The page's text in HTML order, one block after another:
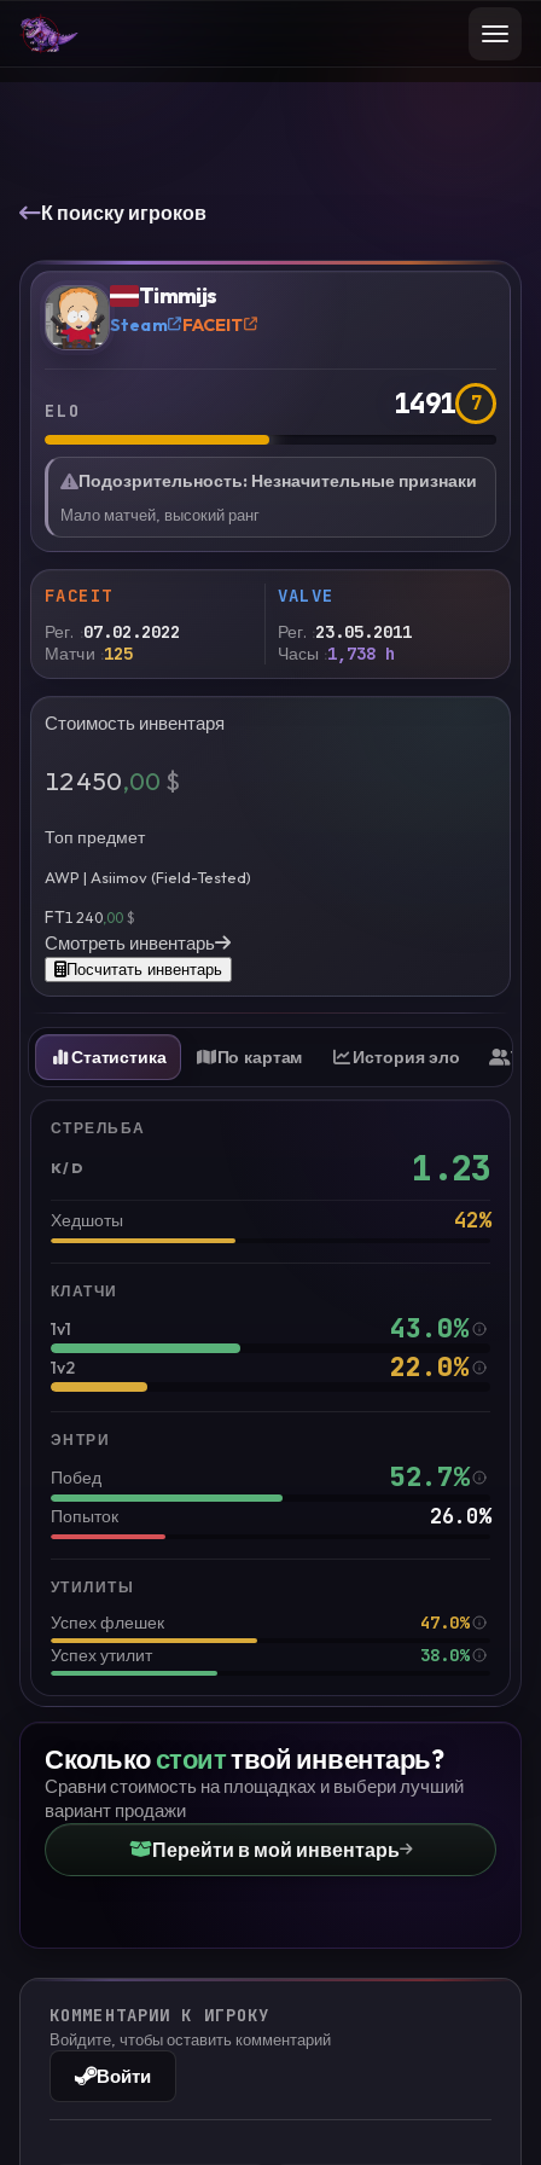
К поиску игроков
? Timmijs
Steam FACEIT
ELO 1491 7
Подозрительность: Незначительные признаки
Мало матчей, высокий ранг
FACEIT
Рег. 07.02.2022
Матчи 125
VALVE
Рег. 23.05.2011
Часы 1,738 h
Стоимость инвентаря
12 450,00 $
Топ предмет
AWP | Asiimov (Field-Tested)
FT1 240 ,00 $
Смотреть инвентарь
Посчитать инвентарь
Статистика По картам История эло
СТРЕЛЬБА
K/D 1.23
Хедшоты 42%
КЛАТЧИ
1v1 43.0%
1v2 22.0%
ЭНТРИ
Побед 52.7%
Попыток 26.0%
УТИЛИТЫ
Успех флешек
47.0%
Успех утилит
38.0%
Сколькостоиттвой инвентарь?
Сравни стоимость на площадках и выбери лучший
вариант продажи
Перейти в мой инвентарь
КОММЕНТАРИИ К ИГРОКУ
Войдите, чтобы оставить комментарий
Войти